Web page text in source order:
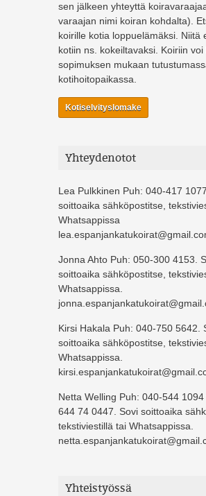
sen jälkeen yhteyttä
varaajan nimi koiran kohdalta).
koirille kotia loppuelämäksi. Niitä
kotiin ns. kokeiltavaksi. Koiriin voi
sopimuksen mukaan
kotihoitopaikassa.
Kotiselvityslomake
Yhteydenotot
Lea Pulkkinen Puh: 040-417
soittoaika sähköpostitse,
Whatsappissa
Jonna Ahto Puh: 050-300 4153.
soittoaika sähköpostitse,
Whatsappissa.
Kirsi Hakala Puh: 040-750 5642.
soittoaika sähköpostitse,
Whatsappissa.
Netta Welling Puh: 040-544
644 74 0447. Sovi soittoaika
tekstiviestillä tai Whatsappissa.
Yhteistyössä